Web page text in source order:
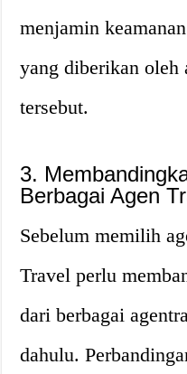
menjamin
yang diberikan oleh
tersebut.
3.
Berbagai Agen
Sebelum memilih
Travel perlu
dari berbagai
dahulu.